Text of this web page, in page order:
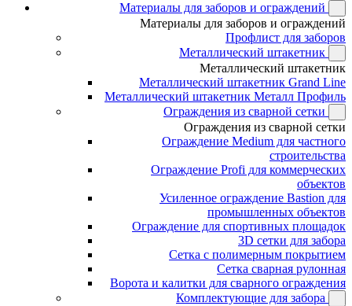
Материалы для заборов и ограждений
Материалы для заборов и ограждений
Профлист для заборов
Металлический штакетник
Металлический штакетник
Металлический штакетник Grand Line
Металлический штакетник Металл Профиль
Ограждения из сварной сетки
Ограждения из сварной сетки
Ограждение Medium для частного
строительства
Ограждение Profi для коммерческих
объектов
Усиленное ограждение Bastion для
промышленных объектов
Ограждение для спортивных площадок
3D сетки для забора
Сетка с полимерным покрытием
Сетка сварная рулонная
Ворота и калитки для сварного ограждения
Комплектующие для забора